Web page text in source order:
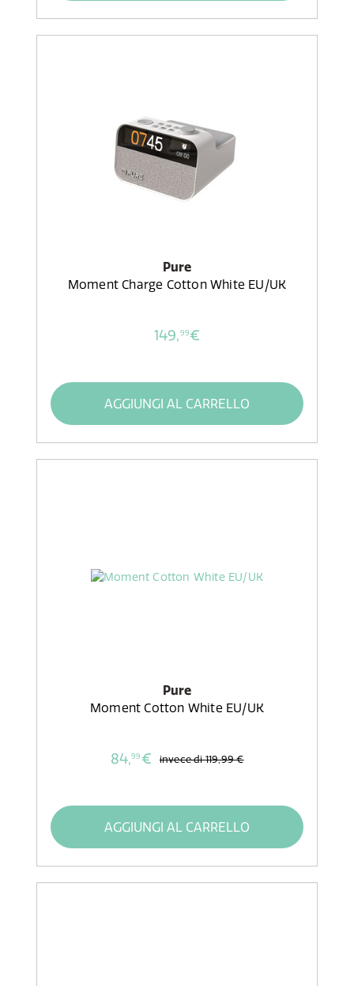
Pure
Moment Charge Cotton White EU/UK
149,99€
AGGIUNGI AL CARRELLO
Pure
Moment Cotton White EU/UK
84,99 € invece di119,99 €
AGGIUNGI AL CARRELLO